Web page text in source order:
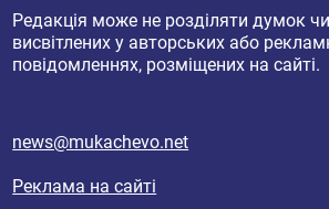
Редакція може не розділяти думок
висвітлених у авторських або
повідомленнях, розміщених на сайті.
news@mukachevo.net
Реклама на сайті